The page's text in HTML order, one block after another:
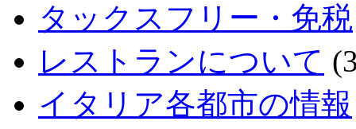
タックスフリー・免税
レストランについて
イタリア各都市の情報